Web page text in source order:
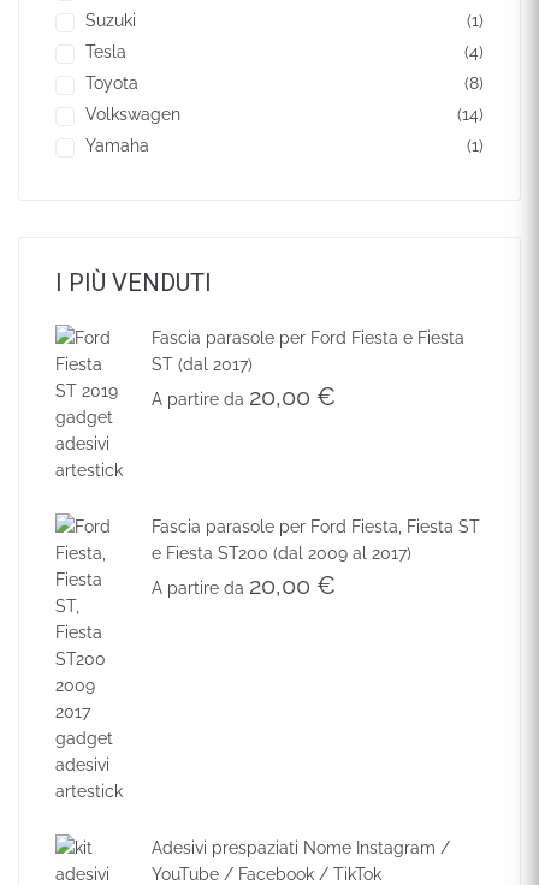
Suzuki
(1)
Tesla
(4)
Toyota
(8)
Volkswagen
(14)
Yamaha
(1)
I PIÙ VENDUTI
Fascia parasole per Ford Fiesta e Fiesta
ST (dal 2017)
A partire da 20,00 €
Fascia parasole per Ford Fiesta, Fiesta ST
e Fiesta ST200 (dal 2009 al 2017)
A partire da 20,00 €
Adesivi prespaziati Nome Instagram /
YouTube / Facebook / TikTok